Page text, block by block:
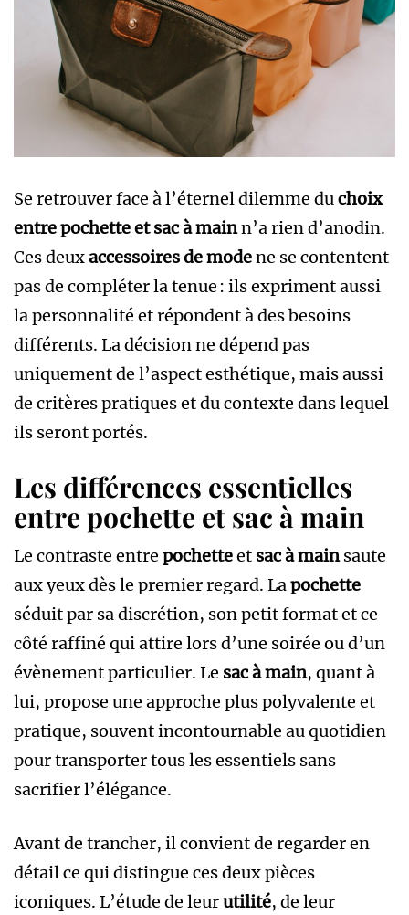
Se retrouver face à l’éternel dilemme duchoix
entre pochette et sac à mainn’a rien d’anodin.
Ces deuxaccessoires de modene se contentent
pas de compléter la tenue : ils expriment aussi
la personnalité et répondent à des besoins
différents. La décision ne dépend pas
uniquement de l’aspect esthétique, mais aussi
de critères pratiques et du contexte dans lequel
ils seront portés.
Les différences essentielles
entre pochette et sac à main
Le contraste entre pochetteet sac à mainsaute
aux yeux dès le premier regard. Lapochette
séduit par sa discrétion, son petit format et ce
côté raffiné qui attire lors d’une soirée ou d’un
évènement particulier. Le sac à main, quant à
lui, propose une approche plus polyvalente et
pratique, souvent incontournable au quotidien
pour transporter tous les essentiels sans
sacrifier l’élégance.
Avant de trancher, il convient de regarder en
détail ce qui distingue ces deux pièces
iconiques. L’étude de leurutilité, de leur